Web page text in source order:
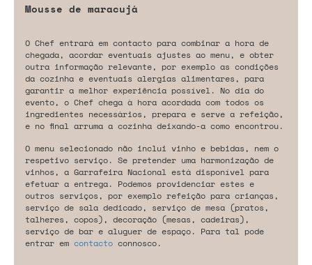
Mousse de maracujá
O Chef entrará em contacto para combinar a hora de
chegada, acordar eventuais ajustes ao menu, e obter
outra informação relevante, por exemplo as condições
da cozinha e eventuais alergias alimentares, para
garantir a melhor experiência possível. No dia do
evento, o Chef chega à hora acordada com todos os
ingredientes necessários, prepara e serve a refeição,
e no final arruma a cozinha deixando-a como encontrou.
O menu selecionado não inclui vinho e bebidas, nem o
respetivo serviço. Se pretender uma harmonização de
vinhos, a Garrafeira Nacional está disponível para
efetuar a entrega. Podemos providenciar estes e
outros serviços, por exemplo refeição para crianças,
serviço de sala dedicado, serviço de mesa (pratos,
talheres, copos), decoração (mesas, cadeiras),
serviço de bar e aluguer de espaço. Para tal pode
entrar em contacto connosco.